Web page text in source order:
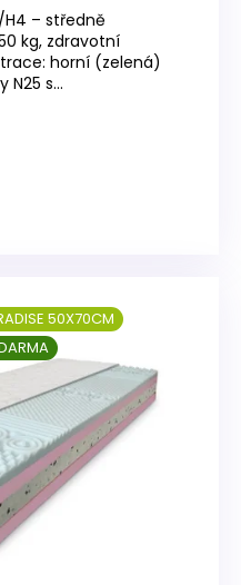
H4 – středně
kg, zdravotní
horní (zelená)
N25 s...
50X70CM